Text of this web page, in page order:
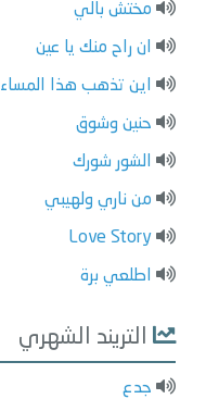
مختش بالي
ان راح منك يا عين
اين تذهب هذا المساء
حنين وشوق
الشور شورك
من ناري ولهيبي
Love Story
اطلعي برة
التريند الشهري
جدع